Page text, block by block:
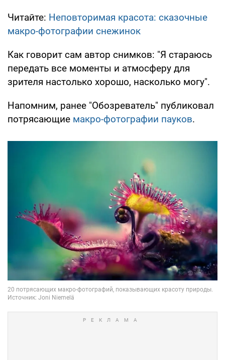
Читайте: Неповторимая красота: сказочные
макро-фотографии снежинок
Как говорит сам автор снимков: "Я стараюсь
передать все моменты и атмосферу для
зрителя настолько хорошо, насколько могу".
Напомним, ранее "Обозреватель" публиковал
потрясающие макро-фотографии пауков.